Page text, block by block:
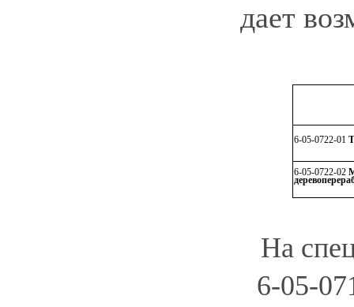
дает
6-05-0722-01
6-05-0722-02
На
6-05-